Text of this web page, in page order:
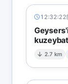
12:32:22
2.7 km